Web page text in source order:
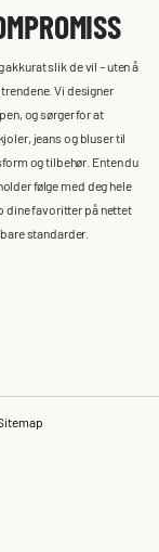
slik de vil – uten å
Vi designer
og sørger for at
jeans og bluser til
og tilbehør. Enten du
følge med deg hele
dine favoritter på nettet
standarder.